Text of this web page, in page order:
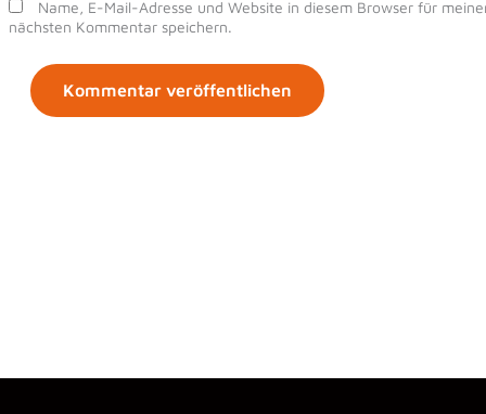
Name, E-Mail-Adresse und Website in diesem Browser für
nächsten Kommentar speichern.